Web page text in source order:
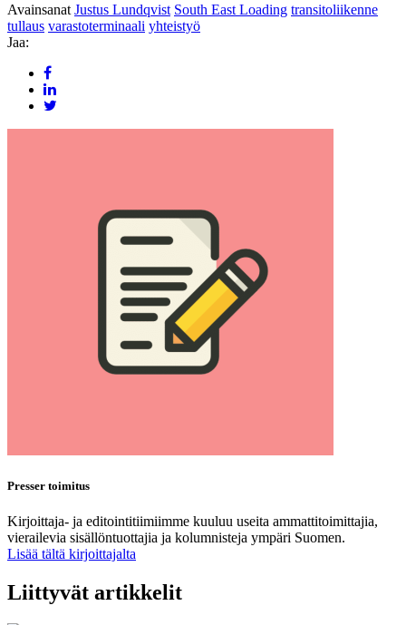
Avainsanat Justus Lundqvist South East Loading transitoliikenne
tullaus varastoterminaali yhteistyö
Jaa:
Presser toimitus
Kirjoittaja- ja editointitiimiimme kuuluu useita ammattitoimittajia,
vierailevia sisällöntuottajia ja kolumnisteja ympäri Suomen.
Lisää tältä kirjoittajalta
Liittyvät artikkelit